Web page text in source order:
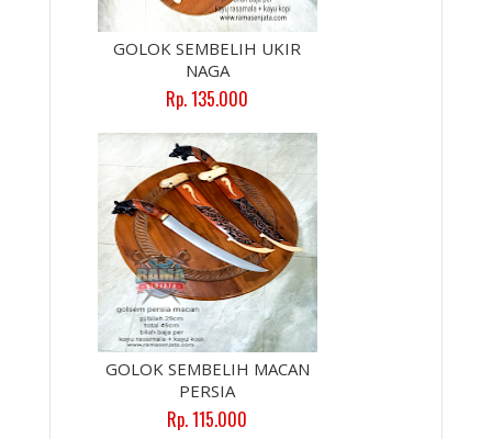
GOLOK SEMBELIH UKIR
NAGA
Rp. 135.000
GOLOK SEMBELIH MACAN
PERSIA
Rp. 115.000